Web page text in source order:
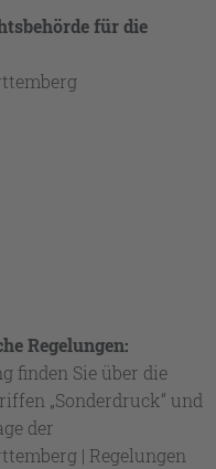
für die
Regelungen:
finden Sie über die
„Sonderdruck“ und
der
| Regelungen